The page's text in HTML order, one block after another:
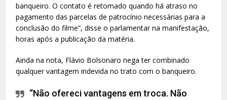
banqueiro. O contato é retomado quando há atraso no
pagamento das parcelas de patrocínio necessárias para a
conclusão do filme”, disse o parlamentar na manifestação,
horas após a publicação da matéria.
Ainda na nota, Flávio Bolsonaro nega ter combinado
qualquer vantagem indevida no trato com o banqueiro.
“Não ofereci vantagens em troca. Não